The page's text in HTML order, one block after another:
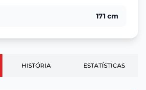
171 cm
HISTÓRIA ESTATÍSTICAS